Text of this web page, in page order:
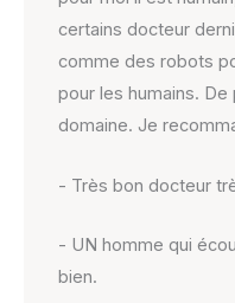
certains docteur
comme des robots
pour les humains.
domaine. Je
- Très bon docteur
- UN homme qui
bien.